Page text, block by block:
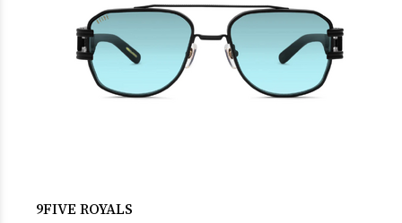
9FIVE ROYALS